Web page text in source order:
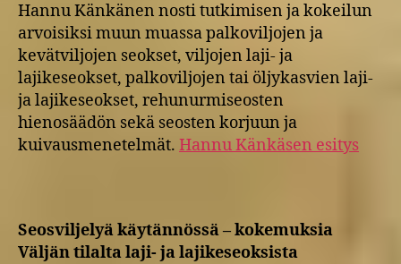
Hannu Känkänen nosti tutkimisen ja kokeilun
arvoisiksi muun muassa palkoviljojen ja
kevätviljojen seokset, viljojen laji- ja
lajikeseokset, palkoviljojen tai öljykasvien laji-
ja lajikeseokset, rehunurmiseosten
hienosäädön sekä seosten korjuun ja
kuivausmenetelmät. Hannu Känkäsen esitys
Seosviljelyä käytännössä – kokemuksia
Väljän tilalta laji- ja lajikeseoksista